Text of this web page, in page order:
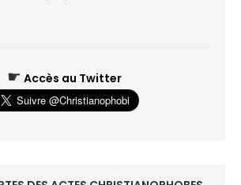
☛ Accès au Twitter